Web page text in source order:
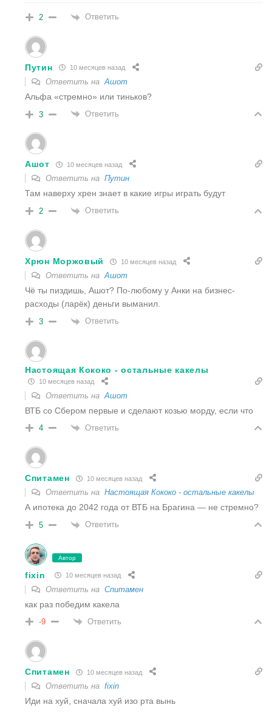
2 Ответить
Путин 10 месяцев назад
Ответить на Ашот
Альфа «стремно» или тиньков?
3 Ответить
Ашот 10 месяцев назад
Ответить на Путин
Там наверху хрен знает в какие игры играть будут
2 Ответить
Хрюн Моржовый 10 месяцев назад
Ответить наАшот
Чё ты пиздишь, Ашот? По-любому у Анки на бизнес-
расходы (ларёк) деньги выманил.
3 Ответить
Настоящая Кококо - остальные какелы
10 месяцев назад
Ответить на Ашот
ВТБ со Сбером первые и сделают козью морду, если что
4 Ответить
Спитамен 10 месяцев назад
Ответить на Настоящая Кококо - остальные какелы
А ипотека до 2042 года от ВТБ на Брагина — не стремно?
5 Ответить
Автор
fixin 10 месяцев назад
Ответить на Спитамен
как раз победим какела
-9 Ответить
Спитамен 10 месяцев назад
Ответить на fixin
Иди на хуй, сначала хуй изо рта вынь